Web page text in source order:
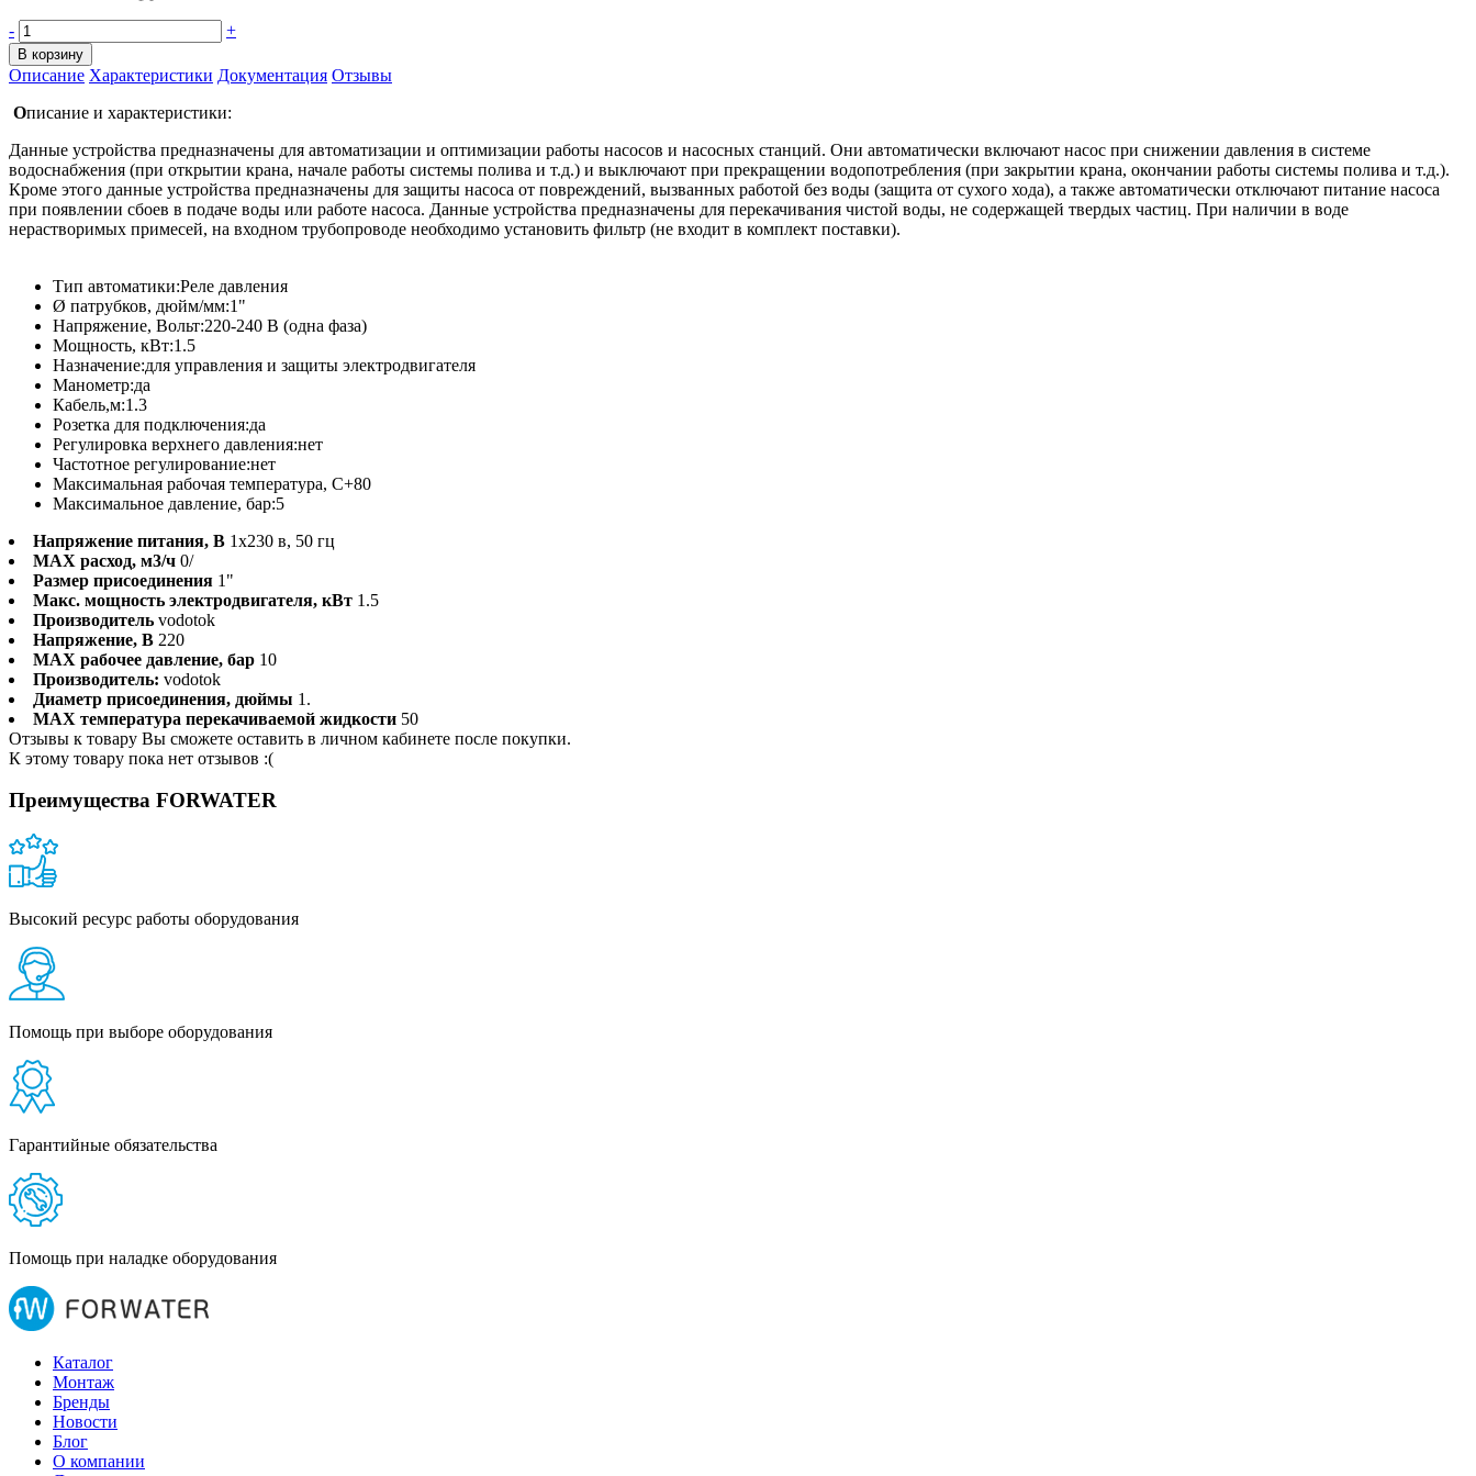
- +
В корзину
Описание Характеристики Документация Отзывы
Описание и характеристики:
Данные устройства предназначены для автоматизации и оптимизации работы насосов и насосных станций. Они автоматически включают насос при снижении давления в системе
водоснабжения (при открытии крана, начале работы системы полива и т.д.) и выключают при прекращении водопотребления (при закрытии крана, окончании работы системы полива и т.д.).
Кроме этого данные устройства предназначены для защиты насоса от повреждений, вызванных работой без воды (защита от сухого хода), а также автоматически отключают питание насоса
при появлении сбоев в подаче воды или работе насоса. Данные устройства предназначены для перекачивания чистой воды, не содержащей твердых частиц. При наличии в воде
нерастворимых примесей, на входном трубопроводе необходимо установить фильтр (не входит в комплект поставки).
Тип автоматики:Реле давления
Ø патрубков, дюйм/мм:1"
Напряжение, Вольт:220-240 В (одна фаза)
Мощность, кВт:1.5
Назначение:для управления и защиты электродвигателя
Манометр:да
Кабель,м:1.3
Розетка для подключения:да
Регулировка верхнего давления:нет
Частотное регулирование:нет
Максимальная рабочая температура, С+80
Максимальное давление, бар:5
Напряжение питания, В 1х230 в, 50 гц
MAX расход, м3/ч 0/
Размер присоединения 1"
Макс. мощность электродвигателя, кВт 1.5
Производитель vodotok
Напряжение, В 220
MAX рабочее давление, бар 10
Производитель: vodotok
Диаметр присоединения, дюймы 1.
MAX температура перекачиваемой жидкости 50
Отзывы к товару Вы сможете оставить в личном кабинете после покупки.
К этому товару пока нет отзывов :(
Преимущества FORWATER
Высокий ресурс работы оборудования
Помощь при выборе оборудования
Гарантийные обязательства
Помощь при наладке оборудования
Каталог
Монтаж
Бренды
Новости
Блог
О компании